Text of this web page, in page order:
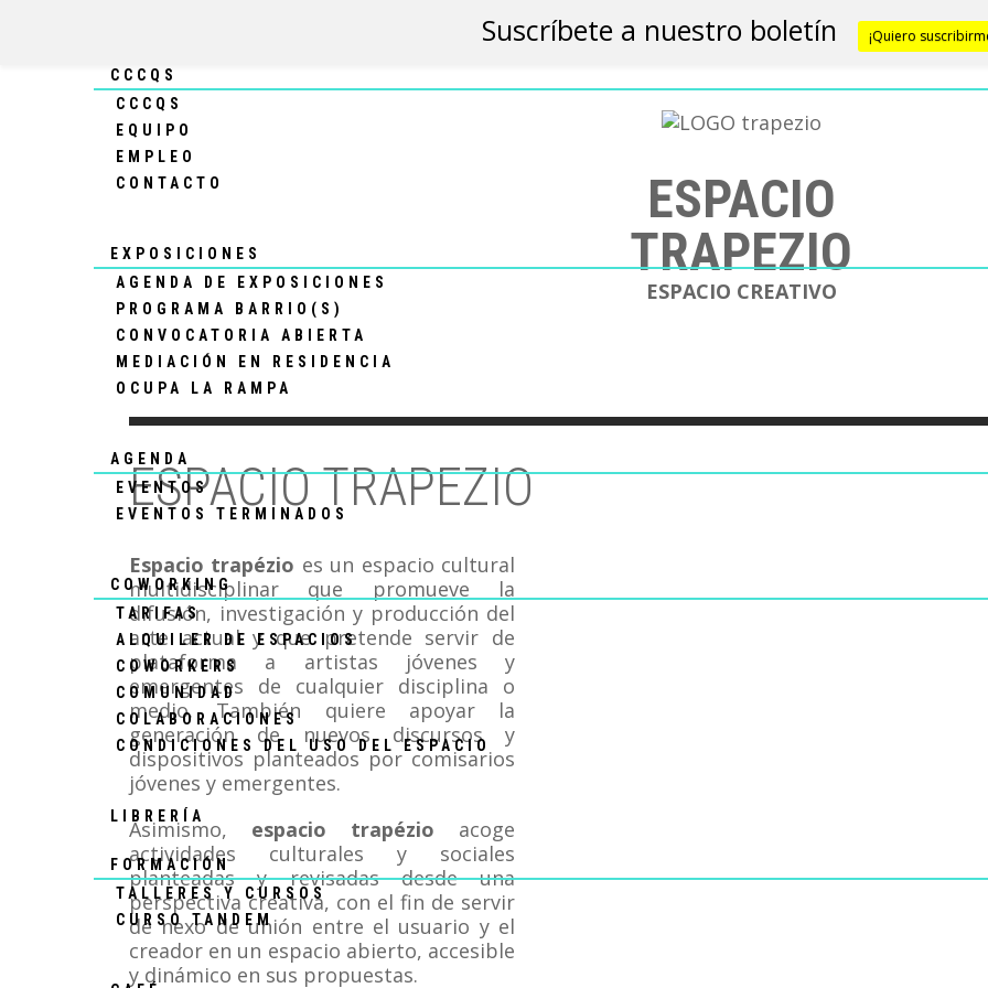
CCCQS
CCCQS
EQUIPO
EMPLEO
CONTACTO
EXPOSICIONES
AGENDA DE EXPOSICIONES
PROGRAMA BARRIO(S)
CONVOCATORIA ABIERTA
MEDIACIÓN EN RESIDENCIA
OCUPA LA RAMPA
AGENDA
EVENTOS
EVENTOS TERMINADOS
COWORKING
TARIFAS
ALQUILER DE ESPACIOS
COWORKERS
COMUNIDAD
COLABORACIONES
CONDICIONES DEL USO DEL ESPACIO
LIBRERÍA
FORMACIÓN
TALLERES Y CURSOS
CURSO TANDEM
ESPACIO
TRAPEZIO
ESPACIO CREATIVO
ESPACIO TRAPEZIO
Espacio trapézio es un espacio cultural
multidisciplinar que promueve la
difusión, investigación y producción del
arte actual y que pretende servir de
plataforma a artistas jóvenes y
emergentes de cualquier disciplina o
medio. También quiere apoyar la
generación de nuevos discursos y
dispositivos planteados por comisarios
jóvenes y emergentes.
Asimismo, espacio trapézio acoge
actividades culturales y sociales
planteadas y revisadas desde una
perspectiva creativa, con el fin de servir
de nexo de unión entre el usuario y el
creador en un espacio abierto, accesible
y dinámico en sus propuestas.
Suscríbete a nuestro boletín ¡Quiero